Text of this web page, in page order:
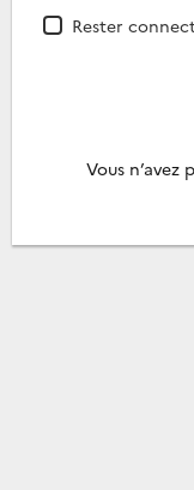
Rester
Vous n’avez